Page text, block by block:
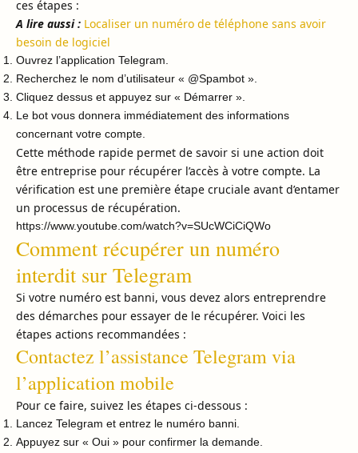
ces étapes :
A lire aussi : Localiser un numéro de téléphone sans avoir
besoin de logiciel
Ouvrez l’application Telegram.
Recherchez le nom d’utilisateur « @Spambot ».
Cliquez dessus et appuyez sur « Démarrer ».
Le bot vous donnera immédiatement des informations
concernant votre compte.
Cette méthode rapide permet de savoir si une action doit
être entreprise pour récupérer l’accès à votre compte. La
vérification est une première étape cruciale avant d’entamer
un processus de récupération.
https://www.youtube.com/watch?v=SUcWCiCiQWo
Comment récupérer un numéro
interdit sur Telegram
Si votre numéro est banni, vous devez alors entreprendre
des démarches pour essayer de le récupérer. Voici les
étapes actions recommandées :
Contactez l’assistance Telegram via
l’application mobile
Pour ce faire, suivez les étapes ci-dessous :
Lancez Telegram et entrez le numéro banni.
Appuyez sur « Oui » pour confirmer la demande.